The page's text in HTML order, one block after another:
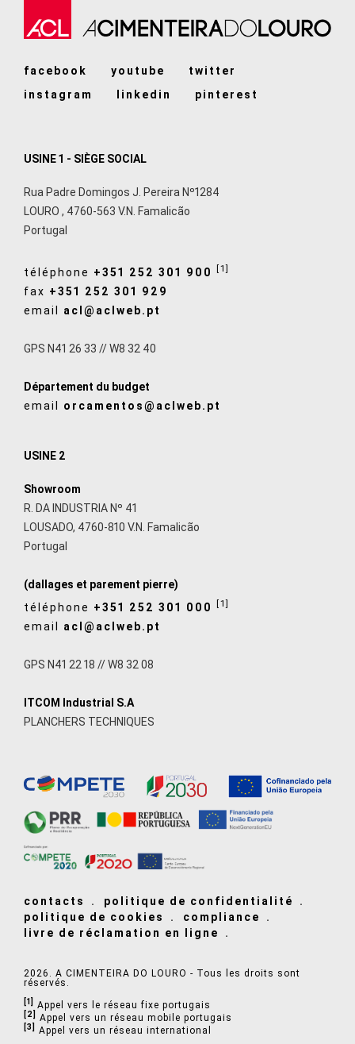
facebook youtube
twitter
instagram
linkedin pinterest
USINE 1 - SIÈGE SOCIAL
Rua Padre Domingos J. Pereira Nº1284
LOURO , 4760-563 V.N. Famalicão
Portugal
téléphone +351 252 301 900 [1]
fax +351 252 301 929
email acl@aclweb.pt
GPS N41 26 33 // W8 32 40
Département du budget
email orcamentos@aclweb.pt
USINE 2
Showroom
R. DA INDUSTRIA Nº 41
LOUSADO, 4760-810 V.N. Famalicão
Portugal
(dallages et parement pierre)
téléphone +351 252 301 000 [1]
email acl@aclweb.pt
GPS N41 22 18 // W8 32 08
ITCOM Industrial S.A
PLANCHERS TECHNIQUES
contacts
politique de confidentialité
politique de cookies
compliance
livre de réclamation en ligne
2026. A CIMENTEIRA DO LOURO - Tous les droits sont
réservés.
[1] Appel vers le réseau fixe portugais
[2] Appel vers un réseau mobile portugais
[3] Appel vers un réseau international